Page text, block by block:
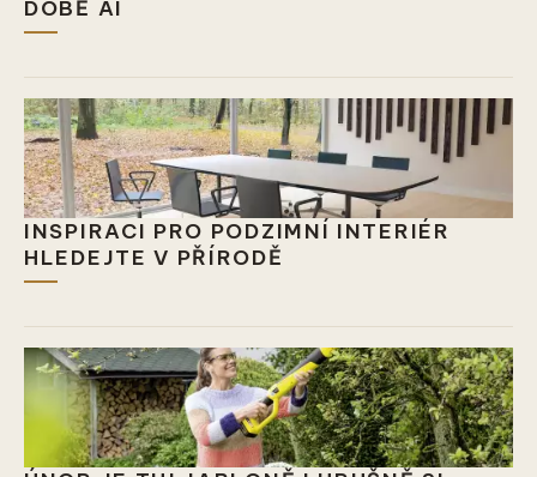
DOBĚ AI
INSPIRACI PRO PODZIMNÍ INTERIÉR
HLEDEJTE V PŘÍRODĚ